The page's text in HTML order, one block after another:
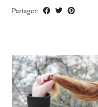
Partager: